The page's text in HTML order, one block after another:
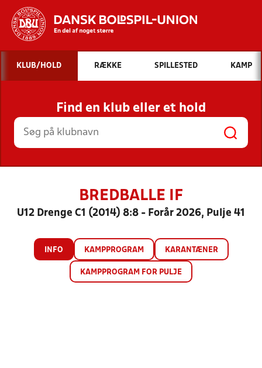
Hvad vil du søge efter?
INDHOLD OG NYHEDER
STILLINGER, RESULTATER, KLUBBER OG
HOLD
KLUB/HOLD RÆKKE SPILLESTED KAMP
Find en klub eller et hold
BREDBALLE IF
U12 Drenge C1 (2014) 8:8 - Forår 2026, Pulje 41
INFO KAMPPROGRAM KARANTÆNER
KAMPPROGRAM FOR PULJE